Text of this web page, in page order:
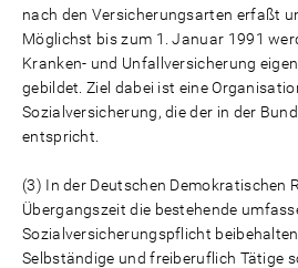
nach den Versicherungsarten erfaßt
Möglichst bis zum 1. Januar 1991
Kranken- und Unfallversicherung
gebildet. Ziel dabei ist eine
Sozialversicherung, die der in der
entspricht.
(3) In der Deutschen Demokratischen
Übergangszeit die bestehende
Sozialversicherungspflicht
Selbständige und freiberuflich Tätige